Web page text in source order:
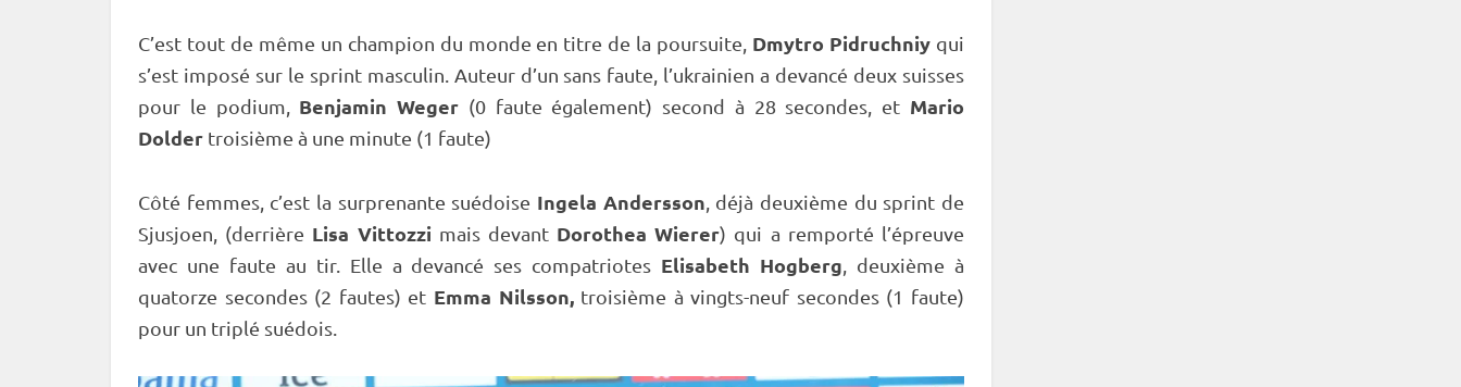
C’est tout de même un champion du monde en titre de la poursuite Dmytro Pidruchniy qui
s’est imposé sur le sprintmasculin. Auteur d’un sans faute, l’ukrainien a devancé deux suisses
pour le podium, Benjamin Weger (0 faute également) second à 28 secondes, et Mario
Dolder troisième à une minute (1 faute)
Côté femmes, c’est la surprenante suédoise Ingela Andersson , déjà deuxième du sprint de
Sjusjoen, (derrière Lisa Vittozzimais devant Dorothea Wierer) qui a remporté l’épreuve
avec une faute au tir. Elle a devancé ses compatriotes Elisabeth Hogberg , deuxième à
quatorze secondes (2 fautes) et Emma Nilsson, troisième à vingts-neuf secondes (1 faute)
pour un triplé suédois.